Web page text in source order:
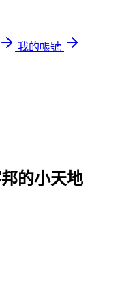
我的帳號
的小天地